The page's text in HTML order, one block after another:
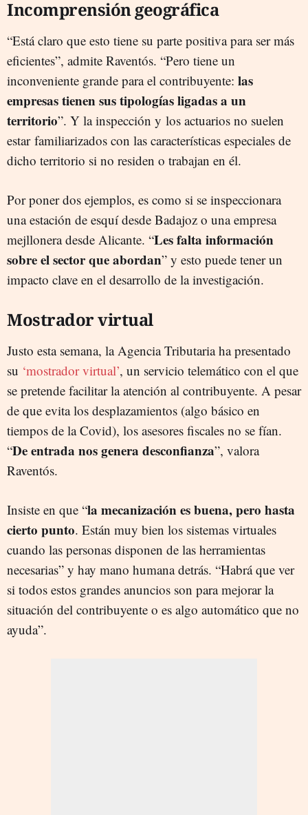
Incomprensión geográfica
“Está claro que esto tiene su parte positiva para ser más
efcientes”, admite Raventós. “Pero tiene un
inconveniente grande para el contribuyente: las
empresas tienen sus tipologías ligadas a un
territorio”. Y lainspección y los actuarios no suelen
estar familiarizados con las características especiales de
dicho territorio si no residen o trabajan en él.
Por poner dos ejemplos, es como si se inspeccionara
una estación de esquí desde Badajoz o una empresa
mejllonera desde Alicante. “Les falta información
sobre el sector que abordan” y esto puede tener un
impacto clave en el desarrollo de la investigación.
Mostrador virtual
Justo esta semana, la Agencia Tributaria ha presentado
su ‘mostrador virtual’, un servicio telemático con el que
se pretende facilitar la atención al contribuyente. A pesar
de que evita los desplazamientos (algo básico en
tiempos de la Covid), los asesores fiscales no se fían.
“De entrada nos genera desconfianza”, valora
Raventós.
Insiste en que “la mecanización es buena, pero hasta
cierto punto. Están muy bien los sistemas virtuales
cuando las personas disponen de las herramientas
necesarias” y hay mano humana detrás. “Habrá que ver
si todos estos grandes anuncios son para mejorar la
situación del contribuyente o es algo automático que no
ayuda”.